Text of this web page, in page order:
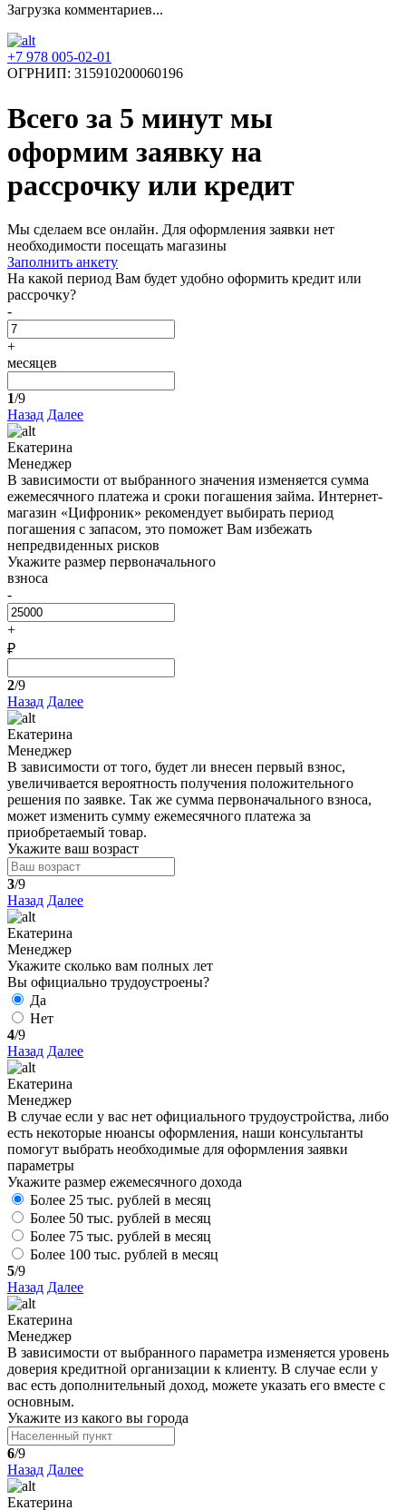
Загрузка комментариев...
+7 978 005-02-01
ОГРНИП: 315910200060196
Всего за 5 минут мы
оформим заявку на
рассрочку или кредит
Мы сделаем все онлайн. Для оформления заявки нет
необходимости посещать магазины
Заполнить анкету
На какой период Вам будет удобно оформить кредит или
рассрочку?
-
+
месяцев
1/9
Назад Далее
Екатерина
Менеджер
В зависимости от выбранного значения изменяется сумма
ежемесячного платежа и сроки погашения займа. Интернет-
магазин «Цифроник» рекомендует выбирать период
погашения с запасом, это поможет Вам избежать
непредвиденных рисков
Укажите размер первоначального
взноса
-
+
₽
2/9
Назад Далее
Екатерина
Менеджер
В зависимости от того, будет ли внесен первый взнос,
увеличивается вероятность получения положительного
решения по заявке. Так же сумма первоначального взноса,
может изменить сумму ежемесячного платежа за
приобретаемый товар.
Укажите ваш возраст
3/9
Назад Далее
Екатерина
Менеджер
Укажите сколько вам полных лет
Вы официально трудоустроены?
Да
Нет
4/9
Назад Далее
Екатерина
Менеджер
В случае если у вас нет официального трудоустройства, либо
есть некоторые нюансы оформления, наши консультанты
помогут выбрать необходимые для оформления заявки
параметры
Укажите размер ежемесячного дохода
Более 25 тыс. рублей в месяц
Более 50 тыс. рублей в месяц
Более 75 тыс. рублей в месяц
Более 100 тыс. рублей в месяц
5/9
Назад Далее
Екатерина
Менеджер
В зависимости от выбранного параметра изменяется уровень
доверия кредитной организации к клиенту. В случае если у
вас есть дополнительный доход, можете указать его вместе с
основным.
Укажите из какого вы города
6/9
Назад Далее
Екатерина